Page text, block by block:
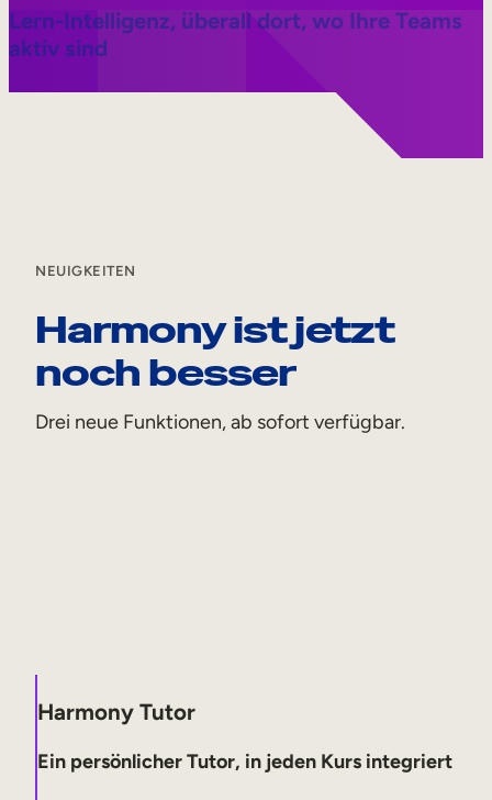
Lern-Intelligenz, überall dort, wo Ihre Teams
aktiv sind
Mehr erfahren
NEUIGKEITEN
Harmony ist jetzt
noch besser
Drei neue Funktionen, ab sofort verfügbar.
Harmony Tutor
Ein persönlicher Tutor, in jeden Kurs integriert